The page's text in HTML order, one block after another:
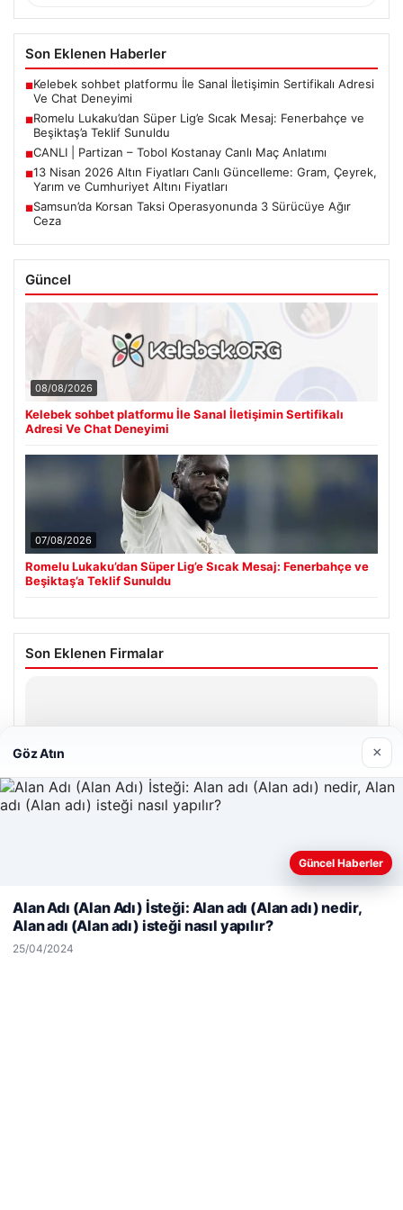
Son Eklenen Haberler
■Kelebek sohbet platformu İle Sanal İletişimin Sertifikalı Adresi
Ve Chat Deneyimi
■Romelu Lukaku’dan Süper Lig’e Sıcak Mesaj: Fenerbahçe ve
Beşiktaş’a Teklif Sunuldu
■CANLI | Partizan – Tobol Kostanay Canlı Maç Anlatımı
■13 Nisan 2026 Altın Fiyatları Canlı Güncelleme: Gram, Çeyrek,
Yarım ve Cumhuriyet Altını Fiyatları
■Samsun’da Korsan Taksi Operasyonunda 3 Sürücüye Ağır
Ceza
Güncel
08/08/2026
Kelebek sohbet platformu İle Sanal İletişimin Sertifikalı
Adresi Ve Chat Deneyimi
07/08/2026
Romelu Lukaku’dan Süper Lig’e Sıcak Mesaj: Fenerbahçe ve
Beşiktaş’a Teklif Sunuldu
Son Eklenen Firmalar
Web sitemizi nasıl kullandığınızı daha iyi anlayabilmek,
kullanıyoruz.Çerez Politikamız
Göz Atın ×
Güncel Haberler
Alan Adı (Alan Adı) İsteği: Alan adı (Alan adı) nedir,
Alan adı (Alan adı) isteği nasıl yapılır?
25/04/2024
malta work and study